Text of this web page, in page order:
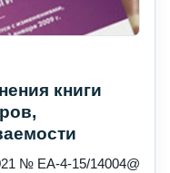
книги
№ ЕА-4-15/14004@